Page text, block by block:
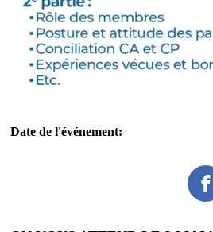
Date de l'événement: